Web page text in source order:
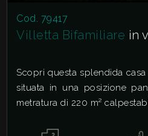
Cod. 79417
Villetta Bifamiliare in
Scopri questa splendida
situata in una posizione
metratura di 220 m²